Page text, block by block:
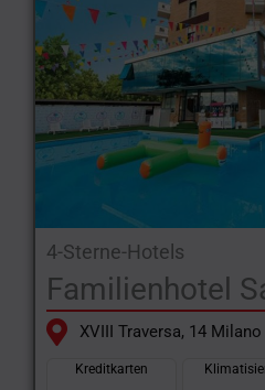
4-Sterne-Hotels
Familienhotel
XVIII Traversa, 14
Kreditkarten